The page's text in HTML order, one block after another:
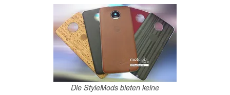
Die StyleMods bieten keine